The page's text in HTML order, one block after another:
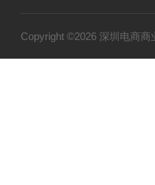
特殊光源
Copyright ©2026 深圳电商